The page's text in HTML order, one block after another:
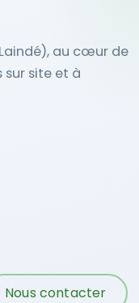
au cœur de
site et à
Nous contacter